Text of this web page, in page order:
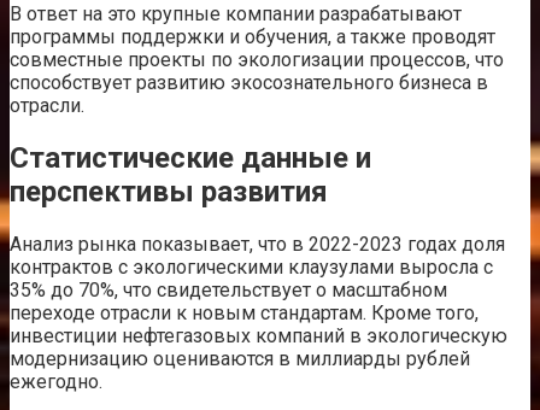
В ответ на это крупные компании разрабатывают
программы поддержки и обучения, а также проводят
совместные проекты по экологизации процессов, что
способствует развитию экосознательного бизнеса в
отрасли.
Статистические данные и
перспективы развития
Анализ рынка показывает, что в 2022-2023 годах доля
контрактов с экологическими клаузулами выросла с
35% до 70%, что свидетельствует о масштабном
переходе отрасли к новым стандартам. Кроме того,
инвестиции нефтегазовых компаний в экологическую
модернизацию оцениваются в миллиарды рублей
ежегодно.